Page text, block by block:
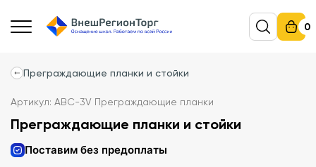
0
Преграждающие планки и стойки
Артикул: АВС-3V Преграждающие планки
Преграждающие планки и стойки
Поставим без предоплаты